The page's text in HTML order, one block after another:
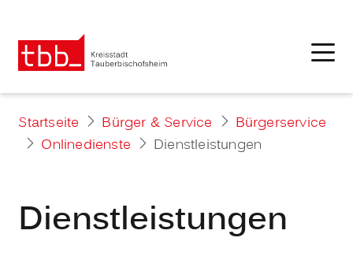
Startseite Bürger & Service
Bürgerservice
Onlinedienste
Dienstleistungen
Dienstleistungen